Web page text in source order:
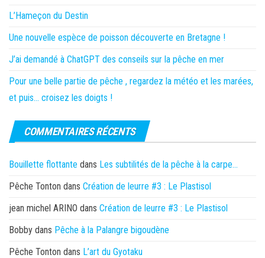
L’Hameçon du Destin
Une nouvelle espèce de poisson découverte en Bretagne !
J’ai demandé à ChatGPT des conseils sur la pêche en mer
Pour une belle partie de pêche , regardez la météo et les marées,
et puis… croisez les doigts !
COMMENTAIRES RÉCENTS
Bouillette flottante dans Les subtilités de la pêche à la carpe…
Pêche Tonton dans Création de leurre #3 : Le Plastisol
jean michel ARINO dans Création de leurre #3 : Le Plastisol
Bobby dans Pêche à la Palangre bigoudène
Pêche Tonton dans L’art du Gyotaku